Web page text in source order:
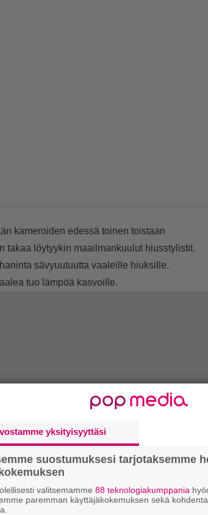
kameroiden edessä toinen toistaan
takaa löytyykin maailmankuulut hiusstylistit.
sävyuutuutta vaaleille hiuksille.
tuo lämpöä kasvoille.
yksityisyyttäsi
suostumuksesi tarjotaksemme
valitsemamme 88 teknologiakumppania
paremman käyttäjäkokemuksen sekä